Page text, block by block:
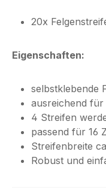
20x
Eigenschaften:
selbstklebende
ausreichend
4 Streifen
passend für 16
Streifenbreite
Robust und